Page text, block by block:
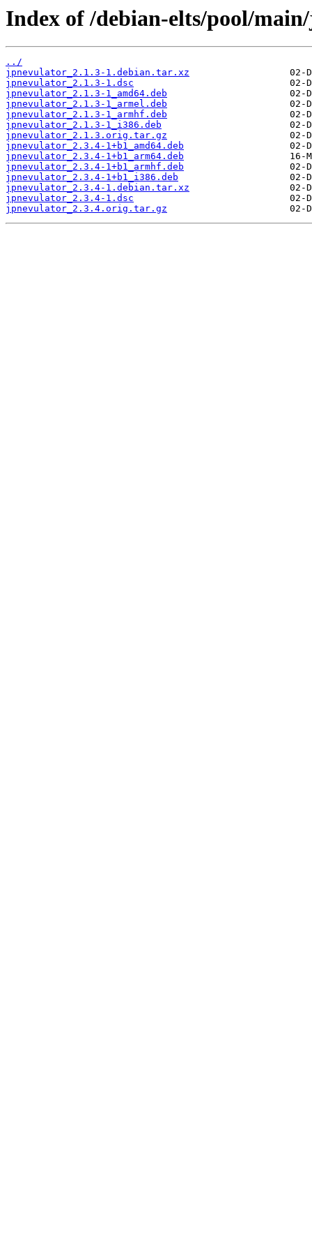
Index of /debian-elts/pool/
../
jpnevulator_2.1.3-1.debian.tar.xz
jpnevulator_2.1.3-1.dsc
jpnevulator_2.1.3-1_amd64.deb
jpnevulator_2.1.3-1_armel.deb
jpnevulator_2.1.3-1_armhf.deb
jpnevulator_2.1.3-1_i386.deb
jpnevulator_2.1.3.orig.tar.gz
jpnevulator_2.3.4-1+b1_amd64.deb
jpnevulator_2.3.4-1+b1_arm64.deb
jpnevulator_2.3.4-1+b1_armhf.deb
jpnevulator_2.3.4-1+b1_i386.deb
jpnevulator_2.3.4-1.debian.tar.xz
jpnevulator_2.3.4-1.dsc
jpnevulator_2.3.4.orig.tar.gz